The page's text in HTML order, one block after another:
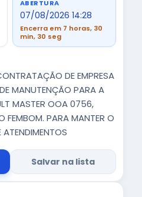
ABERTURA
07/08/2026 14:28
Encerra em 7 horas, 30
min, 29 seg
DE EMPRESA
MANUTENÇÃO PARA A
MASTER OOA 0756,
FEMBOM. PARA MANTER O
Salvar na lista